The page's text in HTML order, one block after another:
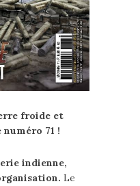
froide et
71 !
indienne,
Le